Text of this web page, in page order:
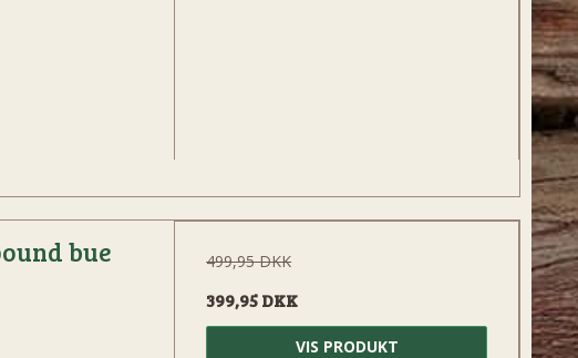
bue 499,95 DKK
399,95 DKK
VIS PRODUKT